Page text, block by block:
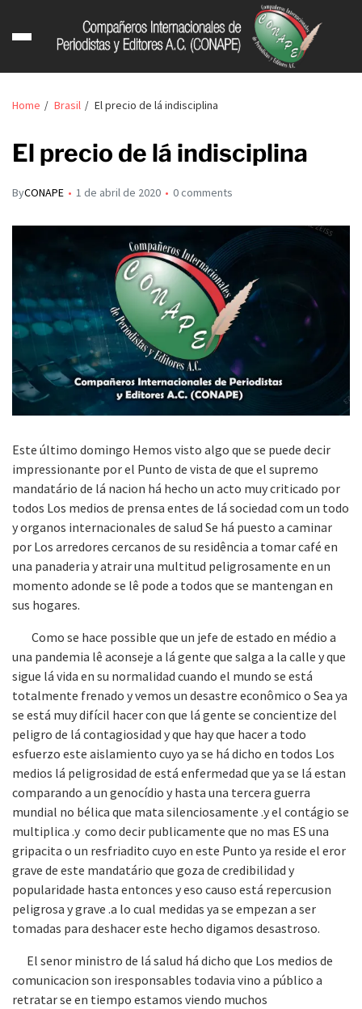
Home Brasil El precio de lá indisciplina
El precio de lá indisciplina
ByCONAPE 1 de abril de 2020 0 comments
Este último domingo Hemos visto algo que se puede decir
impressionante por el Punto de vista de que el supremo
mandatário de lá nacion há hecho un acto muy criticado por
todos Los medios de prensa entes de lá sociedad com un todo
y organos internacionales de salud Se há puesto a caminar
por Los arredores cercanos de su residência a tomar café en
una panaderia y atrair una multitud peligrosamente en un
momento adonde se lê pode a todos que se mantengan en
sus hogares.
Como se hace possible que un jefe de estado en médio a
una pandemia lê aconseje a lá gente que salga a la calle y que
sigue lá vida en su normalidad cuando el mundo se está
totalmente frenado y vemos un desastre econômico o Sea ya
se está muy difícil hacer con que lá gente se concientize del
peligro de lá contagiosidad y que hay que hacer a todo
esfuerzo este aislamiento cuyo ya se há dicho en todos Los
medios lá peligrosidad de está enfermedad que ya se lá estan
comparando a un genocídio y hasta una tercera guerra
mundial no bélica que mata silenciosamente .y el contágio se
multiplica .y como decir publicamente que no mas ES una
gripacita o un resfriadito cuyo en este Punto ya reside el eror
grave de este mandatário que goza de credibilidad y
popularidade hasta entonces y eso causo está repercusion
peligrosa y grave .a lo cual medidas ya se empezan a ser
tomadas para deshacer este hecho digamos desastroso.
El senor ministro de lá salud há dicho que Los medios de
comunicacion son iresponsables todavia vino a público a
retratar se en tiempo estamos viendo muchos